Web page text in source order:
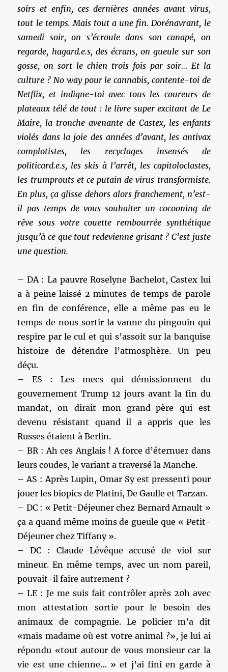
soirs et enfin, ces dernières années avant virus,
tout le temps. Mais tout a une fin. Dorénavrant, le
samedi soir, on s’écroule dans son canapé, on
regarde, hagard.e.s, des écrans, on gueule sur son
gosse, on sort le chien trois fois par soir… Et la
culture ? No way pour le cannabis, contente-toi de
Netflix, et indigne-toi avec tous les coureurs de
plateaux télé de tout : le livre super excitant de Le
Maire, la tronche avenante de Castex, les enfants
violés dans la joie des années d’avant, les antivax
complotistes, les recyclages insensés de
politicard.e.s, les skis à l’arrêt, les capitoloclastes,
les trumprouts et ce putain de virus transformiste.
En plus, ça glisse dehors alors franchement, n’est-
il pas temps de vous souhaiter un cocooning de
rêve sous votre couette rembourrée synthétique
jusqu’à ce que tout redevienne grisant ? C’est juste
une question.
– DA : La pauvre Roselyne Bachelot, Castex lui
a à peine laissé 2 minutes de temps de parole
en fin de conférence, elle a même pas eu le
temps de nous sortir la vanne du pingouin qui
respire par le cul et qui s’assoit sur la banquise
histoire de détendre l’atmosphère. Un peu
déçu.
– ES : Les mecs qui démissionnent du
gouvernement Trump 12 jours avant la fin du
mandat, on dirait mon grand-père qui est
devenu résistant quand il a appris que les
Russes étaient à Berlin.
– BR : Ah ces Anglais ! A force d’éternuer dans
leurs coudes, le variant a traversé la Manche.
– AS : Après Lupin, Omar Sy est pressenti pour
jouer les biopics de Platini, De Gaulle et Tarzan.
– DC : « Petit-Déjeuner chez Bernard Arnault »
ça a quand même moins de gueule que « Petit-
Déjeuner chez Tiffany ».
– DC : Claude Lévêque accusé de viol sur
mineur. En même temps, avec un nom pareil,
pouvait-il faire autrement ?
– LE : Je me suis fait contrôler après 20h avec
mon attestation sortie pour le besoin des
animaux de compagnie. Le policier m’a dit
«mais madame où est votre animal ?», je lui ai
répondu «tout autour de vous monsieur car la
vie est une chienne… » et j’ai fini en garde à